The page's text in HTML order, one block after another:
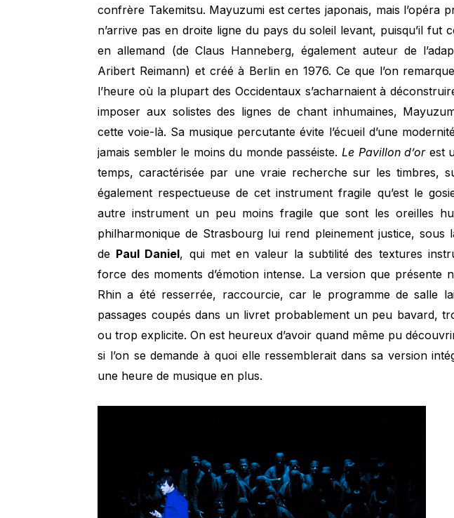
confrère Takemitsu. Mayuzumi est certes japonais, mais l’opéra
n’arrive pas en droite ligne du pays du soleil levant, puisqu’il fut
en allemand (de Claus Hanneberg, également auteur de
Aribert Reimann) et créé à Berlin en 1976. Ce que l’on remarque
l’heure où la plupart des Occidentaux s’acharnaient à
imposer aux solistes des lignes de chant inhumaines,
cette voie-là. Sa musique percutante évite l’écueil d’une
jamais sembler le moins du monde passéiste. Le Pavillon d’or est
temps, caractérisée par une vraie recherche sur les timbres,
également respectueuse de cet instrument fragile qu’est le
autre instrument un peu moins fragile que sont les oreilles
philharmonique de Strasbourg lui rend pleinement justice, sous
de Paul Daniel, qui met en valeur la subtilité des textures
force des moments d’émotion intense. La version que présente
Rhin a été resserrée, raccourcie, car le programme de salle
passages coupés dans un livret probablement un peu bavard,
ou trop explicite. On est heureux d’avoir quand même pu
si l’on se demande à quoi elle ressemblerait dans sa version
une heure de musique en plus.